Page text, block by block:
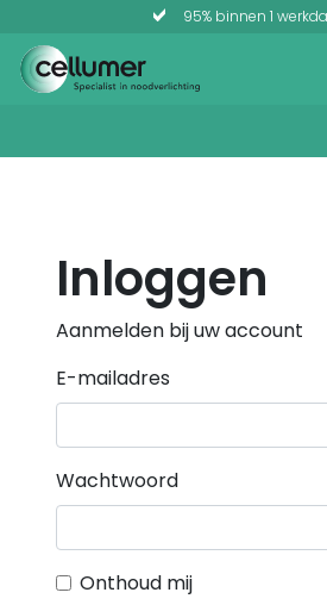
95% binnen 1
Inloggen
Aanmelden bij uw account
E-mailadres
Wachtwoord
Onthoud mij